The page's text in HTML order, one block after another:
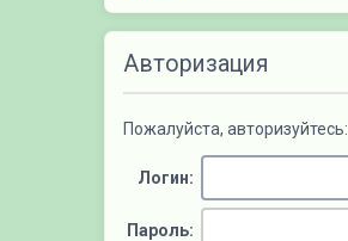
Авторизация
Пожалуйста, авторизуйтесь:
Логин:
Пароль: